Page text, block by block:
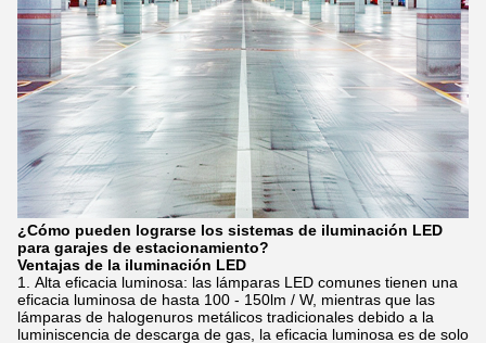
¿Cómo pueden lograrse los sistemas de iluminación LED
para garajes de estacionamiento?
Ventajas de la iluminación LED
Alta eficacia luminosa: las lámparas LED comunes tienen una
eficacia luminosa de hasta 100 - 150lm / W, mientras que las
lámparas de halogenuros metálicos tradicionales debido a la
luminiscencia de descarga de gas, la eficacia luminosa es de solo